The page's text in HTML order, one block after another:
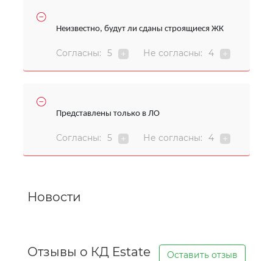
Неизвестно, будут ли сданы строящиеся ЖК
Согласны: 5 Не согласны: 4
Представлены только в ЛО
Согласны: 5 Не согласны: 4
Новости
Отзывы о КД Estate Оставить отзыв